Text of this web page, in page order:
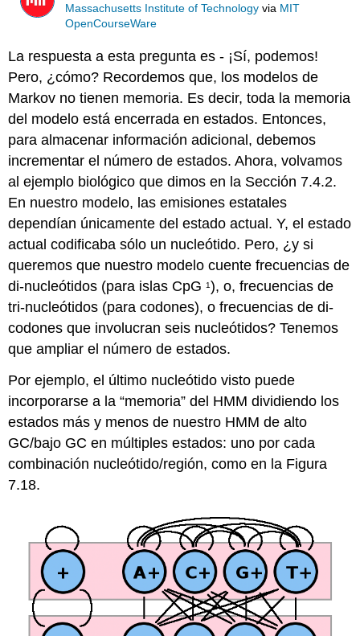
Massachusetts Institute of Technology via MIT
OpenCourseWare
La respuesta a esta pregunta es - ¡Sí, podemos!
Pero, ¿cómo? Recordemos que, los modelos de
Markov no tienen memoria. Es decir, toda la memoria
del modelo está encerrada en estados. Entonces,
para almacenar información adicional, debemos
incrementar el número de estados. Ahora, volvamos
al ejemplo biológico que dimos en la Sección 7.4.2.
En nuestro modelo, las emisiones estatales
dependían únicamente del estado actual. Y, el estado
actual codificaba sólo un nucleótido. Pero, ¿y si
queremos que nuestro modelo cuente frecuencias de
di-nucleótidos (para islas CpG1 ), o, frecuencias de
tri-nucleótidos (para codones), o frecuencias de di-
codones que involucran seis nucleótidos? Tenemos
que ampliar el número de estados.
Por ejemplo, el último nucleótido visto puede
incorporarse a la “memoria” del HMM dividiendo los
estados más y menos de nuestro HMM de alto
GC/bajo GC en múltiples estados: uno por cada
combinación nucleótido/región, como en la Figura
7.18.